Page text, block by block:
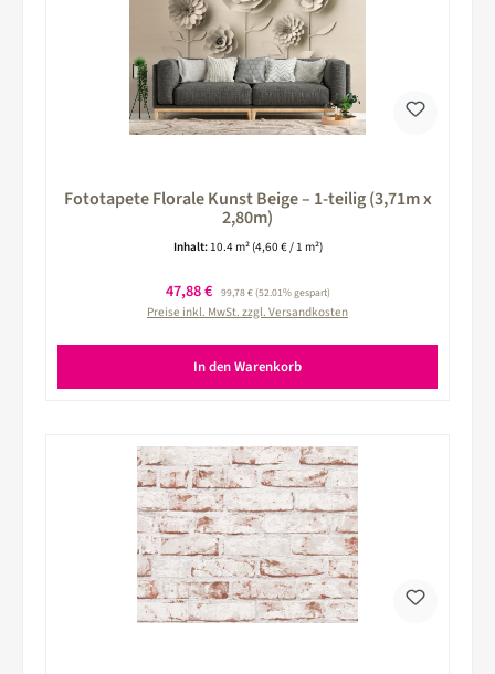
Fototapete Florale Kunst Beige – 1-teilig (3,71m x
2,80m)
Inhalt: 10.4 m² (4,60 € / 1 m²)
Verkaufspreis:
47,88 € Regulärer Preis:
99,78 €(52.01% gespart)
Preise inkl. MwSt. zzgl. Versandkosten
In den Warenkorb